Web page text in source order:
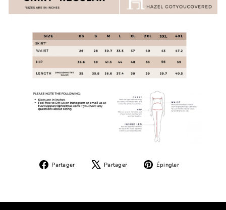
Partager
PartagerPartager
Tweeter Épingler